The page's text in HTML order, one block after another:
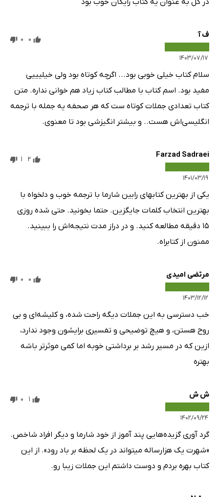
ف آ
۱۴۰۳/۰۷/۱۷
0
0
سلام کتاب خیلی خوبی بود... اگرچه کوتاه بود ولی خیلیییی
مفید بود. اسم کتاب با مطالب کتاب زیاد هم خوانی نداره. متن
کتاب تعدادی جملات کوتاه ست که هر صحفه یه جمله با ترجمه
انگلیسی‌اش هست.. و بیشتر انگیزشی بود تا معنوی.
Farzad Sadraei
۱۴۰۱/۰۳/۱۹
2
1
یکی از بهترین کتابهای رابین شارما با ترجمه خوب و دلخواه با
بهترین انتخاب کلمات جایگزین. حتما بخونید. حتی شده روزی
۱۵ دقیقه مطالعه کنید. و در دراز مدت نتیجه‌اش را ببینید.
ممنون از کتابراه.
مرتضی امیدی
۱۴۰۳/۱۲/۱۲
0
0
خب دسترسی‌ به این جملات دیگه راحت شده، و کلیشه‌ای و بی
روح هستن، و هیچ توضیحی و تفسیری برایشون وجود ندارد،
ازین که در مسیر رشد بر برداشتی خوبه اما کمی موثرتر باشه
بهتره
ش ش
۱۴۰۲/۰۹/۲۴
1
0
گرد آوری گزیده‌هایی پند آموز از خود شارما و دیگر افراد شاخص.
«شهرت یک هزارساله میتواند در یک لحظه بر باد رود». از این
کتاب بهره بردم و دوست داشتم این جملات زیبا رو.